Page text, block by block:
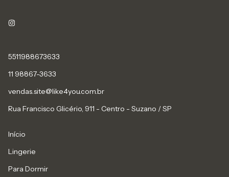
5511988673633
11 98867-3633
vendas.site@like4you.com.br
Rua Francisco Glicério, 911 - Centro - Suzano / SP
Início
Lingerie
Para Dormir